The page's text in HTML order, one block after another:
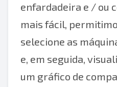
enfardadeira e / ou
mais fácil,
selecione as
e, em seguida,
um gráfico de